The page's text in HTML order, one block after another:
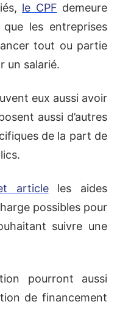
le CPF demeure
que les entreprises
tout ou partie
un salarié.
eux aussi avoir
aussi d’autres
de la part de
articleles aides
possibles pour
suivre une
pourront aussi
de financement